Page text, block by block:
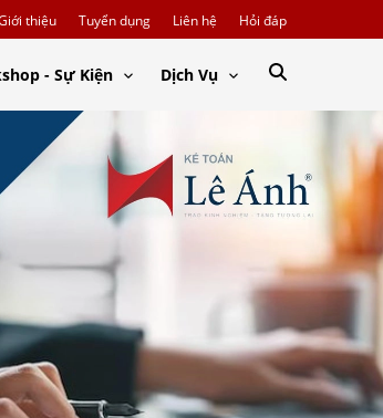
thiệu Tuyển dụng Liên hệ Hỏi đáp
- Sự Kiện Dịch Vụ